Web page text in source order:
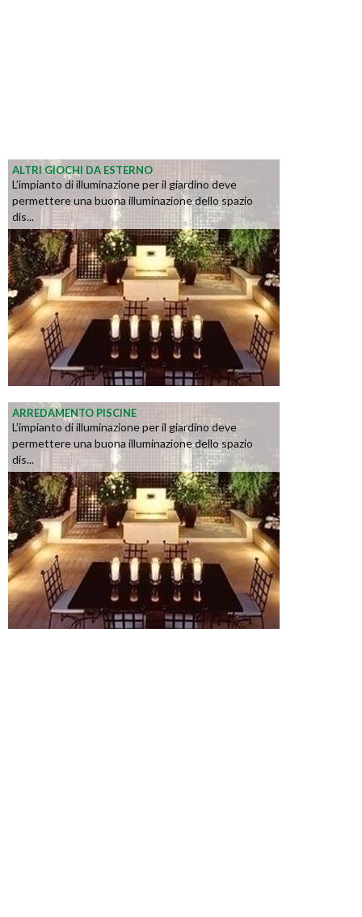
ALTRI GIOCHI DA ESTERNO
L’impianto di illuminazione per il giardino deve
permettere una buona illuminazione dello spazio
dis...
ARREDAMENTO PISCINE
L’impianto di illuminazione per il giardino deve
permettere una buona illuminazione dello spazio
dis...